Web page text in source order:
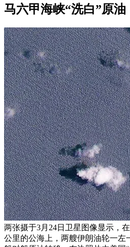
马六甲海峡“洗白”原油
两张摄于3月24日卫星图像显示，
公里的公海上，两艘伊朗油轮一左